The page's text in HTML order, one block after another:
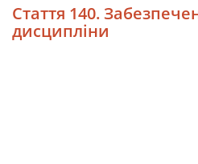
Стаття 140.
дисципліни